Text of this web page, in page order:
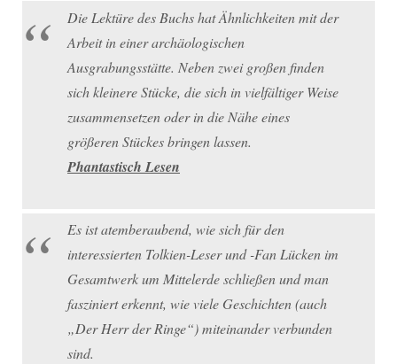
Die Lektüre des Buchs hat Ähnlichkeiten mit der
Arbeit in einer archäologischen
Ausgrabungsstätte. Neben zwei großen finden
sich kleinere Stücke, die sich in vielfältiger Weise
zusammensetzen oder in die Nähe eines
größeren Stückes bringen lassen.
Phantastisch Lesen
Es ist atemberaubend, wie sich für den
interessierten Tolkien-Leser und -Fan Lücken im
Gesamtwerk um Mittelerde schließen und man
fasziniert erkennt, wie viele Geschichten (auch
„Der Herr der Ringe“) miteinander verbunden
sind.